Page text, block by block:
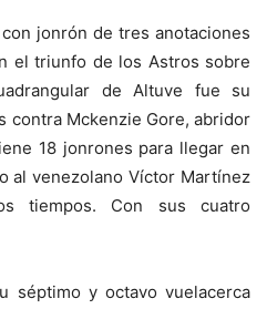
jonrón de tres anotaciones
el triunfo de los Astros sobre
de Altuve fue su
contra Mckenzie Gore, abridor
18 jonrones para llegar en
al venezolano Víctor Martínez
tiempos. Con sus cuatro
séptimo y octavo vuelacerca